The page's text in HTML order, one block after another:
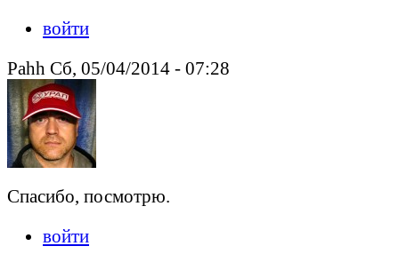
войти
Pahh Сб, 05/04/2014 - 07:28
Спасибо, посмотрю.
войти